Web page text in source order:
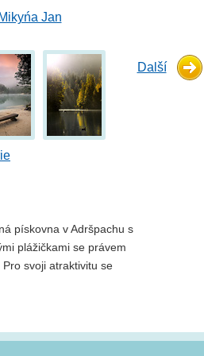
Mikyńa Jan
Další
pískovna v Adršpachu s
plážičkami se právem
svoji atraktivitu se